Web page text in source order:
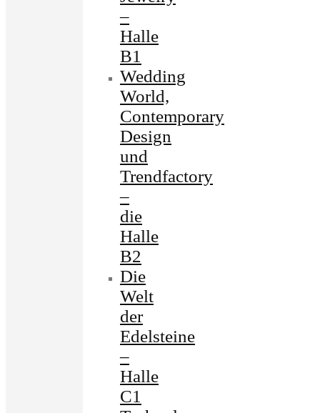
–
Halle
B1
Wedding
World,
Contemporary
Design
und
Trendfactory
–
die
Halle
B2
Die
Welt
der
Edelsteine
–
Halle
C1